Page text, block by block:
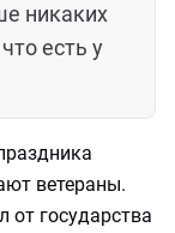
никаких
есть у
ветераны.
от государства